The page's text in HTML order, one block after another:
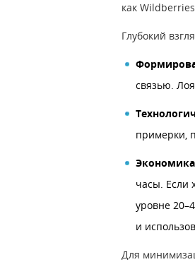
как
Глубокий
связью.
примерки,
часы. Если
уровне
и
Для